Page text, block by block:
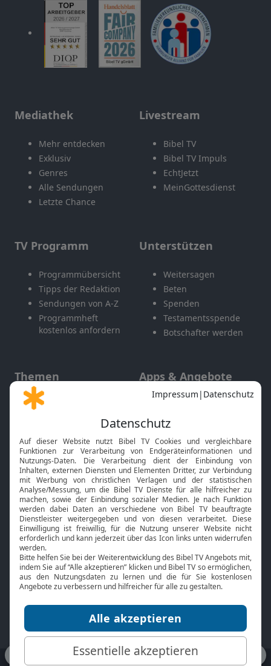
Mediathek
Mehr entdecken
Exklusiv
Genres
Alle Sendungen
Letzte Chance
Livestream
Bibel TV
Bibel TV Impuls
EchtJetzt
MeinGottesdienst
TV Programm
Programmübersicht
Tipps der Redaktion
Sendungen von A-Z
Programmheft
kostenlos anfordern
Unterstützen
Weitersagen
Beten
Spenden
Testamentsspende
Botschafter werden
Themen
Gott und Bibel erklärt
Neuigkeiten
Apps & Angebote
Mobile App
Smart TV
HbbTV
Bibelthek Online-Bibel
Nächster Gottesdienst
Bibel TV
Über uns
Jobs
Mediadaten
Service
Kontakt
TV-Empfang